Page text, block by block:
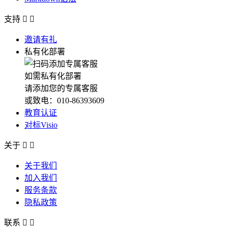
支持  
邀请有礼
私有化部署
如需私有化部署
请添加您的专属客服
或致电：010-86393609
教育认证
对标Visio
关于  
关于我们
加入我们
服务条款
隐私政策
联系  